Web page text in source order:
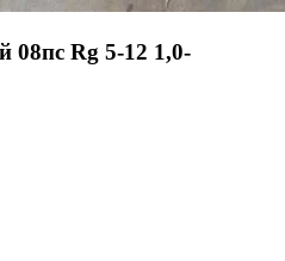
08пс Rg 5-12 1,0-